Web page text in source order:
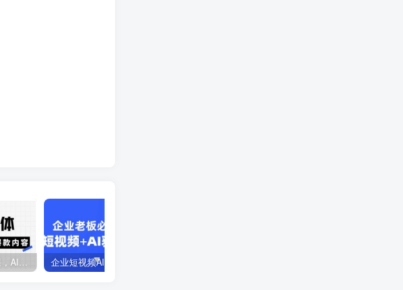
Ai自媒体实操课，AI打造自媒体爆款内容